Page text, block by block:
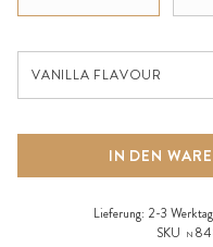
VANILLA FLAVOUR
IN DEN
Lieferung: 2-3
SKU
N